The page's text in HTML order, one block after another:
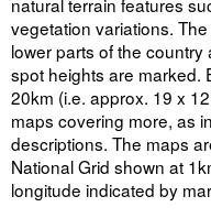
vegetation variations.
lower parts of the
spot heights are marked.
20km (i.e. approx. 19 x
maps covering more, as
descriptions. The maps
National Grid shown at
longitude indicated by